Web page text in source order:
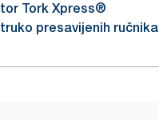
Tork Xpress®
presavijenih ručnika